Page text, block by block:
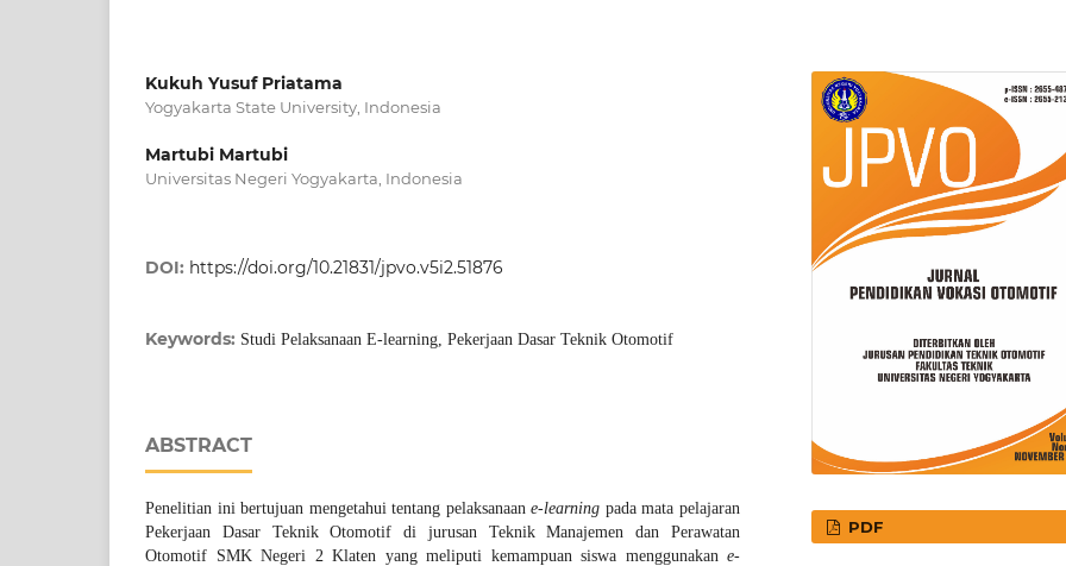
Kukuh Yusuf Priatama
Yogyakarta State University, Indonesia
Martubi Martubi
Universitas Negeri Yogyakarta, Indonesia
DOI: https://doi.org/10.21831/jpvo.v5i2.51876
Keywords: Studi Pelaksanaan E-learning, Pekerjaan Dasar Teknik Otomotif
ABSTRACT
Penelitian ini bertujuan mengetahui tentang pelaksanaane-learning pada mata pelajaran
Pekerjaan Dasar Teknik Otomotif di jurusan Teknik Manajemen dan Perawatan
Otomotif SMK Negeri 2 Klaten yang meliputi kemampuan siswa menggunakan e-
PDF